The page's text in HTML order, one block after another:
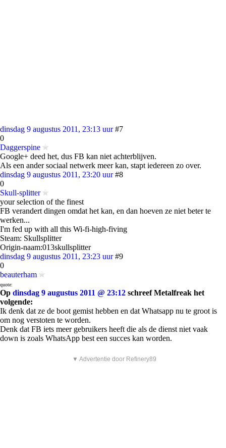
dinsdag 9 augustus 2011, 23:13 uur #7
0
Daggerspine
Google+ deed het, dus FB kan niet achterblijven.
Als een ander sociaal netwerk meer kan, stapt iedereen zo over.
dinsdag 9 augustus 2011, 23:20 uur #8
0
Skull-splitter
your selection of the finest
FB verandert dingen omdat het kan, en dan hoeven ze niet beter te
werken...
I'm fed up with all this Wi-fi-high-fiving
Steam: Skullsplitter
Origin-naam:013skullsplitter
dinsdag 9 augustus 2011, 23:23 uur #9
0
beauterham
quote:
Op dinsdag 9 augustus 2011 @ 23:12 schreef Metalfreak het
volgende:
Ik denk dat ze de boot gemist hebben en dat Whatsapp nu te groot is
om nog verstoten te worden.
Denk dat FB iets meer gebruikers heeft die als de dienst niet vaak
down is zoals WhatsApp best een succes kan worden.
▼ Advertentie door Refinery89